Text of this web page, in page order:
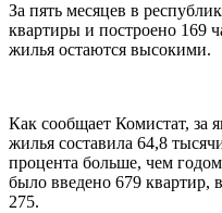
За пять месяцев в
квартиры и построено 169
жилья остаются высокими.
Как сообщает Комистат, за
жилья составила 64,8
процента больше, чем
было введено 679 квартир,
275.